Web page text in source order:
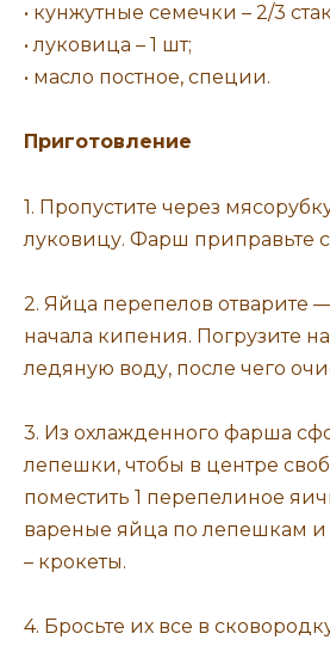
• кунжутные семечки – 2/3
• луковица – 1 шт;
• масло постное, специи.
Приготовление
1. Пропустите через
луковицу. Фарш приправьте
2. Яйца перепелов отварите
начала кипения. Погрузите
ледяную воду, после чего
3. Из охлажденного фарша
лепешки, чтобы в центре
поместить 1 перепелиное
вареные яйца по лепешкам и
– крокеты.
4. Бросьте их все в